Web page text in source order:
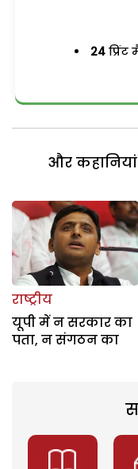
24
और
राष्ट्रीय
यूपी में न सरकार का
पता, न संगठन का